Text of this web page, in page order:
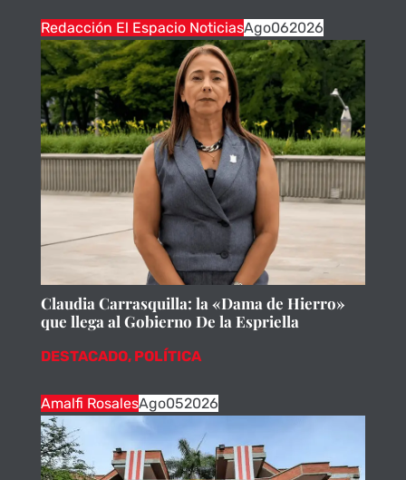
Redacción El Espacio NoticiasAgo062026
Claudia Carrasquilla: la «Dama de Hierro»
que llega al Gobierno De la Espriella
DESTACADO, POLÍTICA
Amalfi RosalesAgo052026